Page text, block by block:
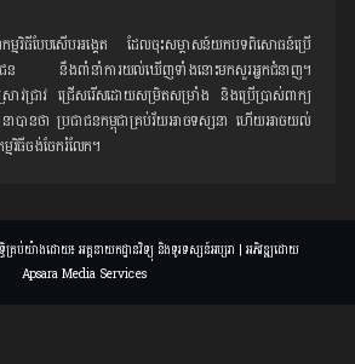
ម្មវិធីបែបសើបអង្គេត ដែលចុះសម្ភាសន៍យកបទពិសោធន៍ប្រើ
ាជន នឹងពាំនាំការយល់ឃើញទាំងនោះមកសួរអ្នកជំនាញ។
ាវជ្រាវ ជ្រើសរើសដោយសម្រិតសម្រាំង និងប្រើប្រាស់ពាក្យ
បានថា ប្រជាជនកម្ពុជាគ្រប់វ័យអាចទស្សនា ហើយអាចយល់
មវិធីចង់ចែករំលែក។
រប់យ៉ាងដោយ៖ អគ្គនាយកដ្ឋានវិទ្យុ និងទូរទស្សន៍អប្សរា | អភិវឌ្ឍដោយ
Apsara Media Services